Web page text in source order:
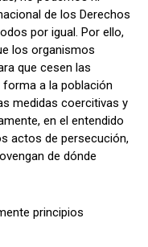
de los Derechos
por igual. Por ello,
los organismos
que cesen las
a la población
medidas coercitivas y
en el entendido
actos de persecución,
de dónde
principios